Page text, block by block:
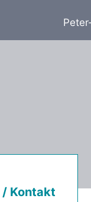
/ Kontakt